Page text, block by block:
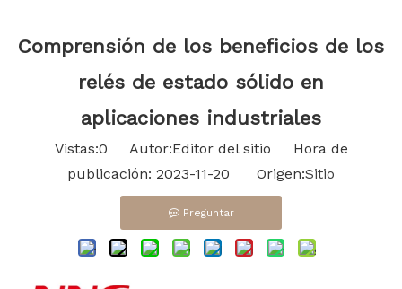
Comprensión de los beneficios de los
relés de estado sólido en
aplicaciones industriales
Vistas:0 Autor:Editor del sitio Hora de
publicación: 2023-11-20 Origen:Sitio
Preguntar